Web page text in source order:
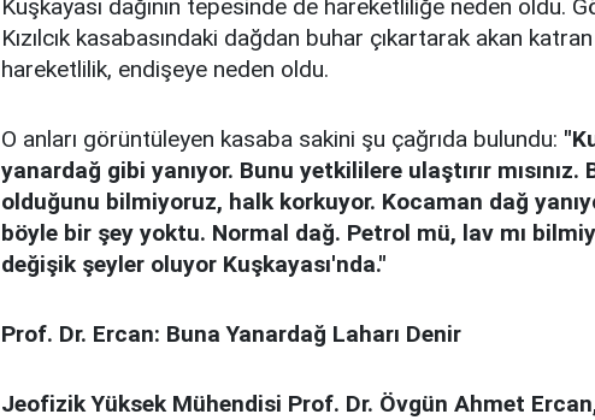
Kuşkayası dağının tepesinde de hareketliliğe neden oldu.
Kızılcık kasabasındaki dağdan buhar çıkartarak akan
hareketlilik, endişeye neden oldu.
O anları görüntüleyen kasaba sakini şu çağrıda bulundu:
yanardağ gibi yanıyor. Bunu yetkililere ulaştırır mısınız.
olduğunu bilmiyoruz, halk korkuyor. Kocaman dağ
böyle bir şey yoktu. Normal dağ. Petrol mü, lav mı
değişik şeyler oluyor Kuşkayası'nda."
Prof. Dr. Ercan: Buna Yanardağ Laharı Denir
Jeofizik Yüksek Mühendisi Prof. Dr. Övgün Ahmet